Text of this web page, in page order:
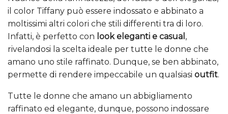
il color Tiffany può essere indossato e abbinato a
moltissimi altri colori che stili differenti tra di loro.
Infatti, è perfetto con look eleganti e casual ,
rivelandosi la scelta ideale per tutte le donne che
amano uno stile raffinato. Dunque, se ben abbinato,
permette di rendere impeccabile un qualsiasi outfit.
Tutte le donne che amano un abbigliamento
raffinato ed elegante, dunque, possono indossare